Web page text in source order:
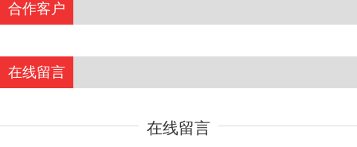
合作客户
在线留言
在线留言